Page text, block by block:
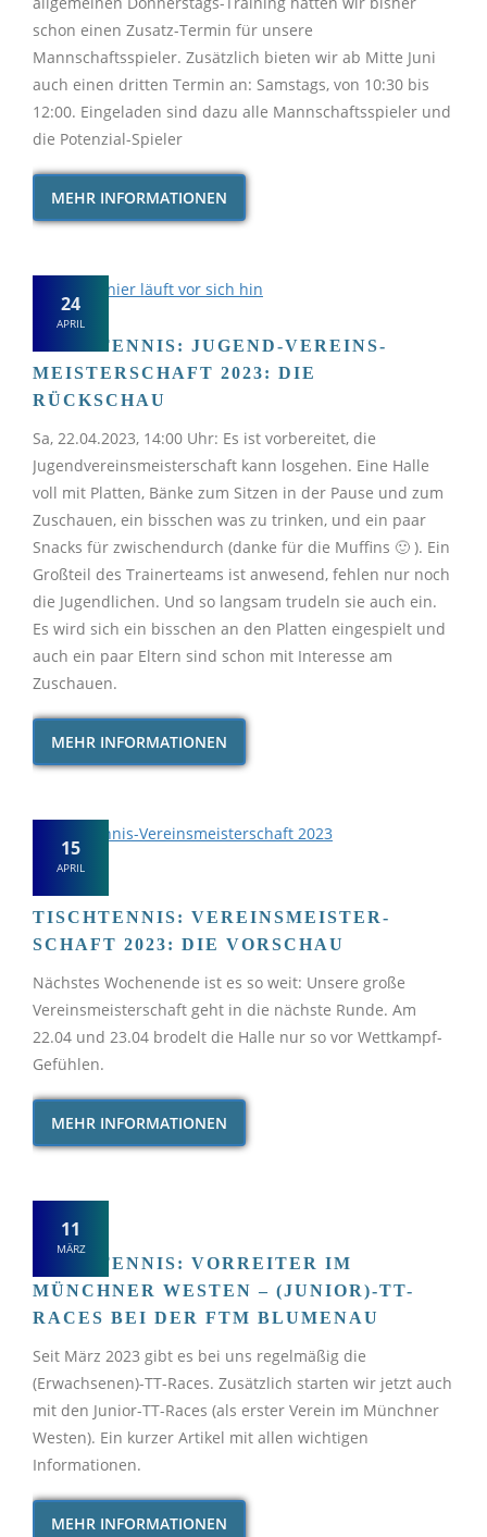
schon einen Zusatz-Termin für unsere
Mannschaftsspieler. Zusätzlich bieten wir ab Mitte Juni
auch einen dritten Termin an: Samstags, von 10:30 bis
12:00. Eingeladen sind dazu alle Mannschaftsspieler und
die Potenzial-Spieler
MEHR INFORMATIONEN
TISCHTENNIS: JUGEND-VEREINS­
MEISTER­SCHAFT 2023: DIE
RÜCKSCHAU
24
APRIL
Sa, 22.04.2023, 14:00 Uhr: Es ist vorbereitet, die
Jugendvereinsmeisterschaft kann losgehen. Eine Halle
voll mit Platten, Bänke zum Sitzen in der Pause und zum
Zuschauen, ein bisschen was zu trinken, und ein paar
Snacks für zwischendurch (danke für die Muffins 🙂 ). Ein
Großteil des Trainerteams ist anwesend, fehlen nur noch
die Jugendlichen. Und so langsam trudeln sie auch ein.
Es wird sich ein bisschen an den Platten eingespielt und
auch ein paar Eltern sind schon mit Interesse am
Zuschauen.
MEHR INFORMATIONEN
TISCHTENNIS: VEREINS­MEISTER­
SCHAFT 2023: DIE VORSCHAU
15
APRIL
Nächstes Wochenende ist es so weit: Unsere große
Vereinsmeisterschaft geht in die nächste Runde. Am
22.04 und 23.04 brodelt die Halle nur so vor Wettkampf-
Gefühlen.
MEHR INFORMATIONEN
TISCHTENNIS: VORREITER IM
MÜNCHNER WESTEN – (JUNIOR)-TT-
RACES BEI DER FTM BLUMENAU
11
MÄRZ
Seit März 2023 gibt es bei uns regelmäßig die
(Erwachsenen)-TT-Races. Zusätzlich starten wir jetzt auch
mit den Junior-TT-Races (als erster Verein im Münchner
Westen). Ein kurzer Artikel mit allen wichtigen
Informationen.
MEHR INFORMATIONEN